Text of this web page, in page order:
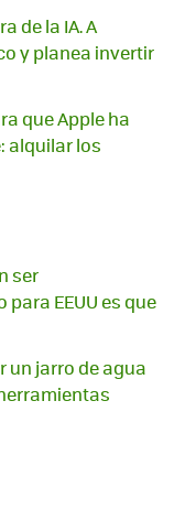
de la IA. A
y planea invertir
que Apple ha
alquilar los
ser
para EEUU es que
un jarro de agua